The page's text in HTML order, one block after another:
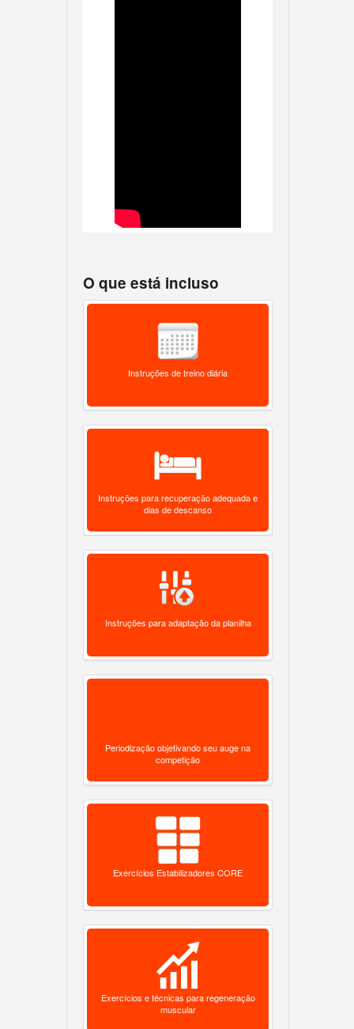
O que está incluso
Instruções de treino diária
Instruções para recuperação adequada e
dias de descanso
Instruções para adaptação da planilha
Periodização objetivando seu auge na
competição
Exercícios Estabilizadores CORE
Exercícios e técnicas para regeneração
muscular